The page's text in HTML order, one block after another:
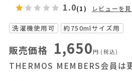
1.0(1) レビューを見
洗濯機使用可 約750mlサイズ用
販売価格 1,650円 (税込)
THERMOS MEMBERS会員は